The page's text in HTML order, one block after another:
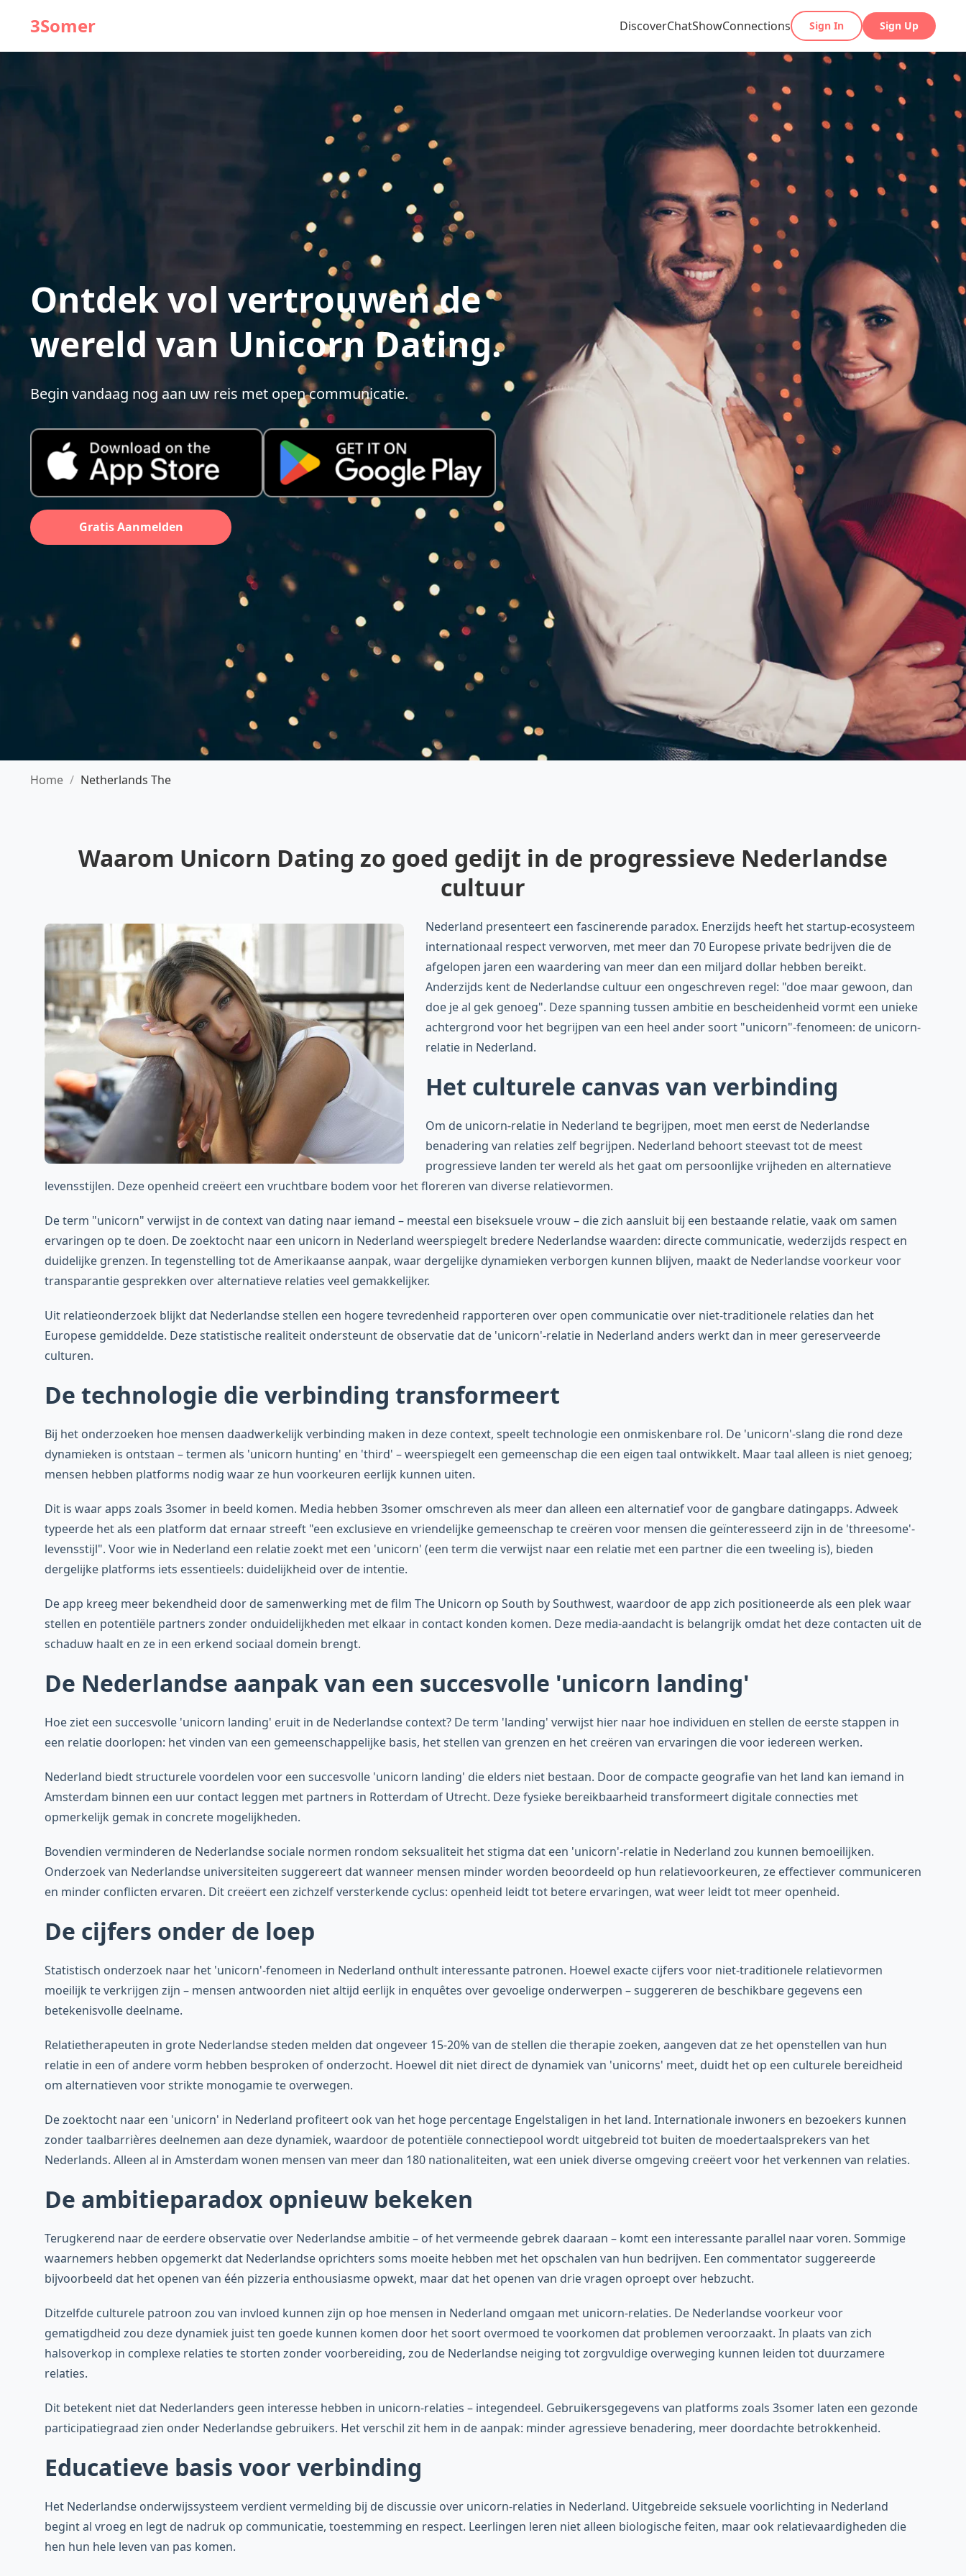
3Somer DiscoverChatShowConnections Sign In Sign Up
Ontdek vol vertrouwen de
wereld van Unicorn Dating.
Begin vandaag nog aan uw reis met open communicatie.
Gratis Aanmelden
Home / Netherlands The
Waarom Unicorn Dating zo goed gedijt in de progressieve Nederlandse
cultuur
Nederland presenteert een fascinerende paradox. Enerzijds heeft het startup-ecosysteem
internationaal respect verworven, met meer dan 70 Europese private bedrijven die de
afgelopen jaren een waardering van meer dan een miljard dollar hebben bereikt.
Anderzijds kent de Nederlandse cultuur een ongeschreven regel: "doe maar gewoon, dan
doe je al gek genoeg". Deze spanning tussen ambitie en bescheidenheid vormt een unieke
achtergrond voor het begrijpen van een heel ander soort "unicorn"-fenomeen: de unicorn-
relatie in Nederland.
Het culturele canvas van verbinding
Om de unicorn-relatie in Nederland te begrijpen, moet men eerst de Nederlandse
benadering van relaties zelf begrijpen. Nederland behoort steevast tot de meest
progressieve landen ter wereld als het gaat om persoonlijke vrijheden en alternatieve
levensstijlen. Deze openheid creëert een vruchtbare bodem voor het floreren van diverse relatievormen.
De term "unicorn" verwijst in de context van dating naar iemand – meestal een biseksuele vrouw – die zich aansluit bij een bestaande relatie, vaak om samen
ervaringen op te doen. De zoektocht naar een unicorn in Nederland weerspiegelt bredere Nederlandse waarden: directe communicatie, wederzijds respect en
duidelijke grenzen. In tegenstelling tot de Amerikaanse aanpak, waar dergelijke dynamieken verborgen kunnen blijven, maakt de Nederlandse voorkeur voor
transparantie gesprekken over alternatieve relaties veel gemakkelijker.
Uit relatieonderzoek blijkt dat Nederlandse stellen een hogere tevredenheid rapporteren over open communicatie over niet-traditionele relaties dan het
Europese gemiddelde. Deze statistische realiteit ondersteunt de observatie dat de 'unicorn'-relatie in Nederland anders werkt dan in meer gereserveerde
culturen.
De technologie die verbinding transformeert
Bij het onderzoeken hoe mensen daadwerkelijk verbinding maken in deze context, speelt technologie een onmiskenbare rol. De 'unicorn'-slang die rond deze
dynamieken is ontstaan ​​– termen als 'unicorn hunting' en 'third' – weerspiegelt een gemeenschap die een eigen taal ontwikkelt. Maar taal alleen is niet genoeg;
mensen hebben platforms nodig waar ze hun voorkeuren eerlijk kunnen uiten.
Dit is waar apps zoals 3somer in beeld komen. Media hebben 3somer omschreven als meer dan alleen een alternatief voor de gangbare datingapps. Adweek
typeerde het als een platform dat ernaar streeft "een exclusieve en vriendelijke gemeenschap te creëren voor mensen die geïnteresseerd zijn in de 'threesome'-
levensstijl". Voor wie in Nederland een relatie zoekt met een 'unicorn' (een term die verwijst naar een relatie met een partner die een tweeling is), bieden
dergelijke platforms iets essentieels: duidelijkheid over de intentie.
De app kreeg meer bekendheid door de samenwerking met de film The Unicorn op South by Southwest, waardoor de app zich positioneerde als een plek waar
stellen en potentiële partners zonder onduidelijkheden met elkaar in contact konden komen. Deze media-aandacht is belangrijk omdat het deze contacten uit de
schaduw haalt en ze in een erkend sociaal domein brengt.
De Nederlandse aanpak van een succesvolle 'unicorn landing'
Hoe ziet een succesvolle 'unicorn landing' eruit in de Nederlandse context? De term 'landing' verwijst hier naar hoe individuen en stellen de eerste stappen in
een relatie doorlopen: het vinden van een gemeenschappelijke basis, het stellen van grenzen en het creëren van ervaringen die voor iedereen werken.
Nederland biedt structurele voordelen voor een succesvolle 'unicorn landing' die elders niet bestaan. Door de compacte geografie van het land kan iemand in
Amsterdam binnen een uur contact leggen met partners in Rotterdam of Utrecht. Deze fysieke bereikbaarheid transformeert digitale connecties met
opmerkelijk gemak in concrete mogelijkheden.
Bovendien verminderen de Nederlandse sociale normen rondom seksualiteit het stigma dat een 'unicorn'-relatie in Nederland zou kunnen bemoeilijken.
Onderzoek van Nederlandse universiteiten suggereert dat wanneer mensen minder worden beoordeeld op hun relatievoorkeuren, ze effectiever communiceren
en minder conflicten ervaren. Dit creëert een zichzelf versterkende cyclus: openheid leidt tot betere ervaringen, wat weer leidt tot meer openheid.
De cijfers onder de loep
Statistisch onderzoek naar het 'unicorn'-fenomeen in Nederland onthult interessante patronen. Hoewel exacte cijfers voor niet-traditionele relatievormen
moeilijk te verkrijgen zijn – mensen antwoorden niet altijd eerlijk in enquêtes over gevoelige onderwerpen – suggereren de beschikbare gegevens een
betekenisvolle deelname.
Relatietherapeuten in grote Nederlandse steden melden dat ongeveer 15-20% van de stellen die therapie zoeken, aangeven dat ze het openstellen van hun
relatie in een of andere vorm hebben besproken of onderzocht. Hoewel dit niet direct de dynamiek van 'unicorns' meet, duidt het op een culturele bereidheid
om alternatieven voor strikte monogamie te overwegen.
De zoektocht naar een 'unicorn' in Nederland profiteert ook van het hoge percentage Engelstaligen in het land. Internationale inwoners en bezoekers kunnen
zonder taalbarrières deelnemen aan deze dynamiek, waardoor de potentiële connectiepool wordt uitgebreid tot buiten de moedertaalsprekers van het
Nederlands. Alleen al in Amsterdam wonen mensen van meer dan 180 nationaliteiten, wat een uniek diverse omgeving creëert voor het verkennen van relaties.
De ambitieparadox opnieuw bekeken
Terugkerend naar de eerdere observatie over Nederlandse ambitie – of het vermeende gebrek daaraan – komt een interessante parallel naar voren. Sommige
waarnemers hebben opgemerkt dat Nederlandse oprichters soms moeite hebben met het opschalen van hun bedrijven. Een commentator suggereerde
bijvoorbeeld dat het openen van één pizzeria enthousiasme opwekt, maar dat het openen van drie vragen oproept over hebzucht.
Ditzelfde culturele patroon zou van invloed kunnen zijn op hoe mensen in Nederland omgaan met unicorn-relaties. De Nederlandse voorkeur voor
gematigdheid zou deze dynamiek juist ten goede kunnen komen door het soort overmoed te voorkomen dat problemen veroorzaakt. In plaats van zich
halsoverkop in complexe relaties te storten zonder voorbereiding, zou de Nederlandse neiging tot zorgvuldige overweging kunnen leiden tot duurzamere
relaties.
Dit betekent niet dat Nederlanders geen interesse hebben in unicorn-relaties – integendeel. Gebruikersgegevens van platforms zoals 3somer laten een gezonde
participatiegraad zien onder Nederlandse gebruikers. Het verschil zit hem in de aanpak: minder agressieve benadering, meer doordachte betrokkenheid.
Educatieve basis voor verbinding
Het Nederlandse onderwijssysteem verdient vermelding bij de discussie over unicorn-relaties in Nederland. Uitgebreide seksuele voorlichting in Nederland
begint al vroeg en legt de nadruk op communicatie, toestemming en respect. Leerlingen leren niet alleen biologische feiten, maar ook relatievaardigheden die
hen hun hele leven van pas komen.